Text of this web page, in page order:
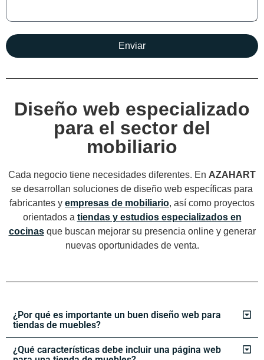
Enviar
Diseño web especializado
para el sector del
mobiliario
Cada negocio tiene necesidades diferentes. En AZAHART
se desarrollan soluciones de diseño web específicas para
fabricantes y empresas de mobiliario, así como proyectos
orientados a tiendas y estudios especializados en
cocinasque buscan mejorar su presencia online y generar
nuevas oportunidades de venta.
¿Por qué es importante un buen diseño web para
tiendas de muebles?
¿Qué características debe incluir una página web